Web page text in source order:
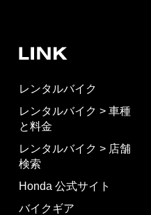
レンタルバイク
レンタルバイク > 車種
と料金
レンタルバイク > 店舗
検索
Honda 公式サイト
バイクギア